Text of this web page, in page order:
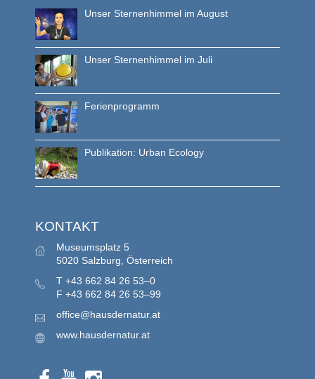
Unser Sternenhimmel im August
Unser Sternenhimmel im Juli
Ferienprogramm
Publikation: Urban Ecology
KONTAKT
Museumsplatz 5
5020 Salzburg, Österreich
T +43 662 84 26 53–0
F +43 662 84 26 53–99
office@hausdernatur.at
www.hausdernatur.at